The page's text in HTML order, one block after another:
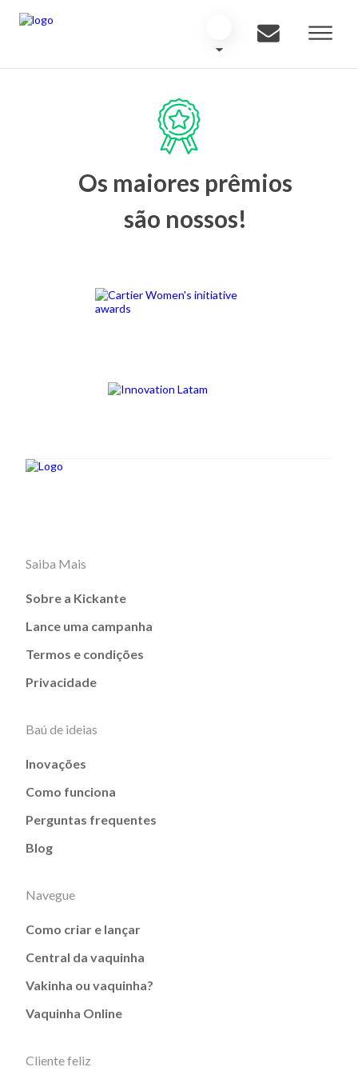
Os maiores prêmios
são nossos!
Saiba Mais
Sobre a Kickante
Lance uma campanha
Termos e condições
Privacidade
Baú de ideias
Inovações
Como funciona
Perguntas frequentes
Blog
Navegue
Como criar e lançar
Central da vaquinha
Vakinha ou vaquinha?
Vaquinha Online
Cliente feliz